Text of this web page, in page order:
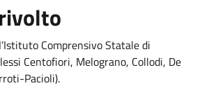
Comprensivo Statale di
Centofiori, Melograno, Collodi, De
Pacioli).